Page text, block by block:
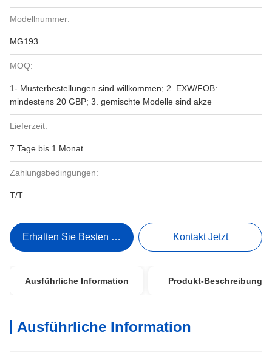
Modellnummer:
MG193
MOQ:
1- Musterbestellungen sind willkommen; 2. EXW/FOB:
mindestens 20 GBP; 3. gemischte Modelle sind akze
Lieferzeit:
7 Tage bis 1 Monat
Zahlungsbedingungen:
T/T
Erhalten Sie Besten Preis Kontakt Jetzt
Ausführliche Information Produkt-Beschreibung
Ausführliche Information